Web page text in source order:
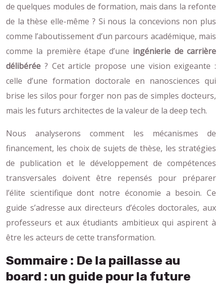
de quelques modules de formation, mais dans la refonte
de la thèse elle-même ? Si nous la concevions non plus
comme l’aboutissement d’un parcours académique, mais
comme la première étape d’une ingénierie de carrière
délibérée ? Cet article propose une vision exigeante :
celle d’une formation doctorale en nanosciences qui
brise les silos pour forger non pas de simples docteurs,
mais les futurs architectes de la valeur de la deep tech.
Nous analyserons comment les mécanismes de
financement, les choix de sujets de thèse, les stratégies
de publication et le développement de compétences
transversales doivent être repensés pour préparer
l’élite scientifique dont notre économie a besoin. Ce
guide s’adresse aux directeurs d’écoles doctorales, aux
professeurs et aux étudiants ambitieux qui aspirent à
être les acteurs de cette transformation.
Sommaire : De la paillasse au
board : un guide pour la future